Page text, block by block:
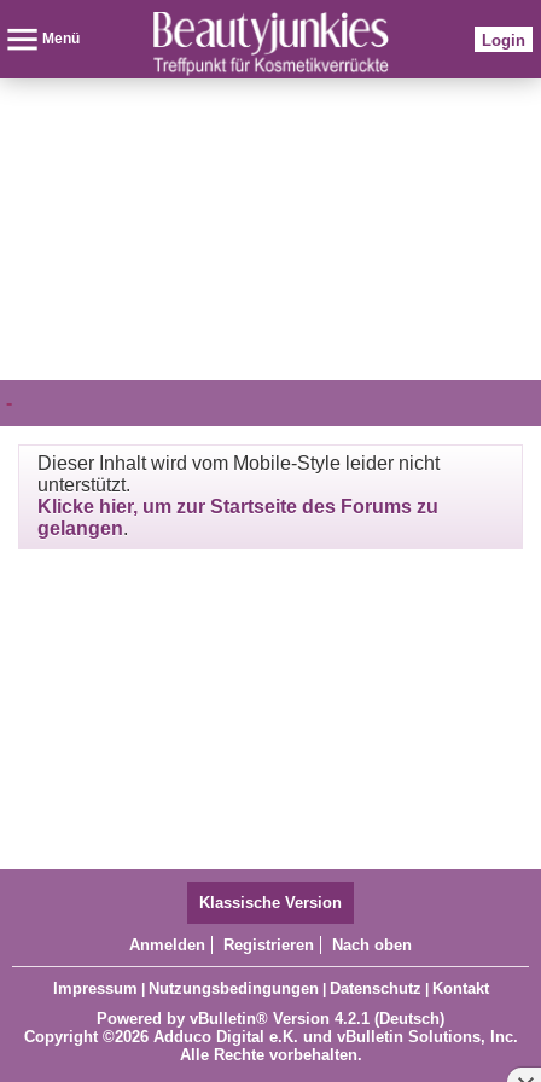
Menü Login
-
Dieser Inhalt wird vom Mobile-Style leider nicht
unterstützt.
Klicke hier, um zur Startseite des Forums zu
gelangen.
Klassische Version
Anmelden Registrieren Nach oben
Impressum | Nutzungsbedingungen | Datenschutz | Kontakt
Powered by vBulletin® Version 4.2.1 (Deutsch)
Copyright ©2026 Adduco Digital e.K. und vBulletin Solutions, Inc.
Alle Rechte vorbehalten.